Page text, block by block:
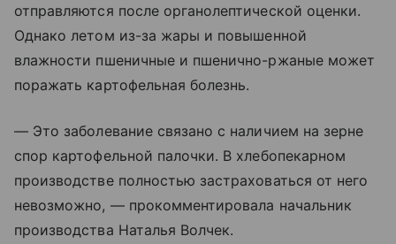
отправляются после органолептической оценки.
Однако летом из-за жары и повышенной
влажности пшеничные и пшенично-ржаные может
поражать картофельная болезнь.
— Это заболевание связано с наличием на зерне
спор картофельной палочки. В хлебопекарном
производстве полностью застраховаться от него
невозможно, — прокомментировала начальник
производства Наталья Волчек.